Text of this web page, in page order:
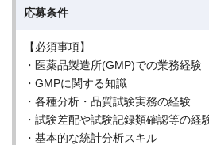
応募条件
【必須事項】
・医薬品製造所(GMP)での業務経験
・GMPに関する知識
・各種分析・品質試験実務の経験
・試験差配や試験記録類確認等の経
・基本的な統計分析スキル